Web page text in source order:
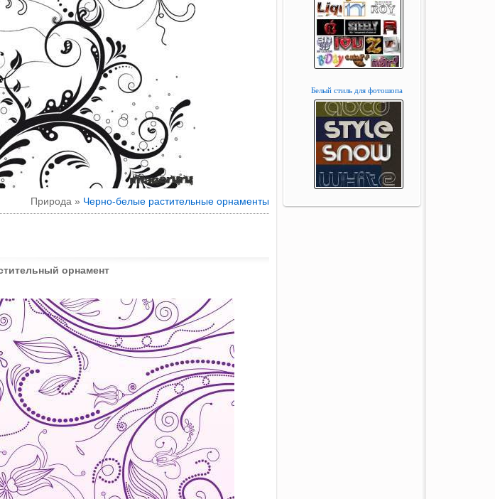
Природа » Черно-белые растительные орнаменты
орнамент
Белый стиль для фотошопа